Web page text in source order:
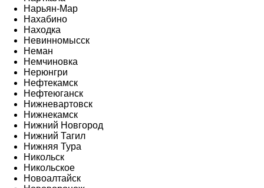
Нарьян-Мар
Нахабино
Находка
Невинномысск
Неман
Немчиновка
Нерюнгри
Нефтекамск
Нефтеюганск
Нижневартовск
Нижнекамск
Нижний Новгород
Нижний Тагил
Нижняя Тура
Никольск
Никольское
Новоалтайск